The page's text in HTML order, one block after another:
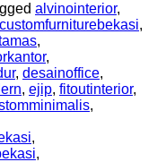
alvinointerior,
customfurniturebekasi,
,
,
, desainoffice,
, ejip, fitoutinterior,
,
,
,